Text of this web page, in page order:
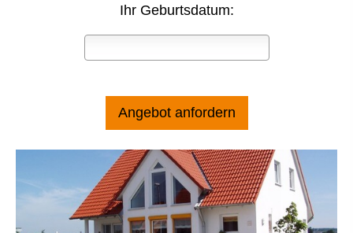
Ihr Geburtsdatum: